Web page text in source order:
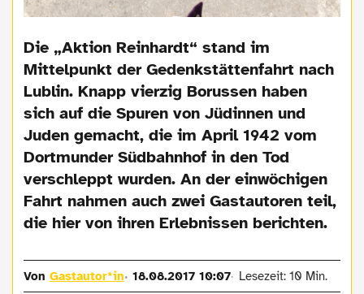
​Die „Aktion Reinhardt“ stand im
Mittelpunkt der Gedenkstättenfahrt nach
Lublin. Knapp vierzig Borussen haben
sich auf die Spuren von Jüdinnen und
Juden gemacht, die im April 1942 vom
Dortmunder Südbahnhof in den Tod
verschleppt wurden. An der einwöchigen
Fahrt nahmen auch zwei Gastautoren teil,
die hier von ihren Erlebnissen berichten.
VonGastautor*in 18.08.2017 10:07 Lesezeit: 10 Min.